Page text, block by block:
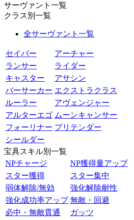
サーヴァント一覧
クラス別一覧
全サーヴァント一覧
セイバー
アーチャー
ランサー
ライダー
キャスター
アサシン
バーサーカー エクストラクラス
ルーラー
アヴェンジャー
アルターエゴ ムーンキャンサー
フォーリナー プリテンダー
シールダー
宝具スキル別一覧
NPチャージ
NP獲得量アップ
スター獲得
スター集中
弱体解除/無効
強化解除耐性
強化成功率アップ 無敵・回避
必中・無敵貫通
ガッツ